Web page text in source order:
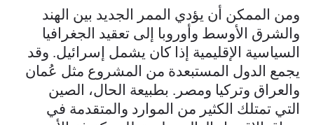
ومن الممكن أن يؤدي الممر الجديد بين الهند
والشرق الأوسط وأوروبا إلى تعقيد الجغرافيا
السياسية الإقليمية إذا كان يشمل إسرائيل. وقد
يجمع الدول المستبعدة من المشروع مثل عُمان
والعراق وتركيا ومصر. بطبيعة الحال، الصين
التي تمتلك الكثير من الموارد والمتقدمة في